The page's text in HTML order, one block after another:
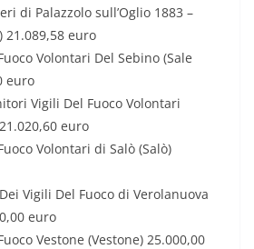
di Palazzolo sull’Oglio 1883 –
21.089,58 euro
Volontari Del Sebino (Sale
euro
Vigili Del Fuoco Volontari
euro
Volontari di Salò (Salò)
Vigili Del Fuoco di Verolanuova
euro
Vestone (Vestone) 25.000,00